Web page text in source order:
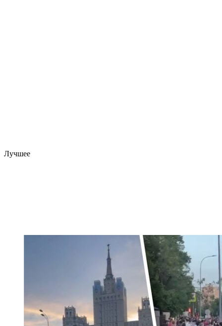
Лучшее